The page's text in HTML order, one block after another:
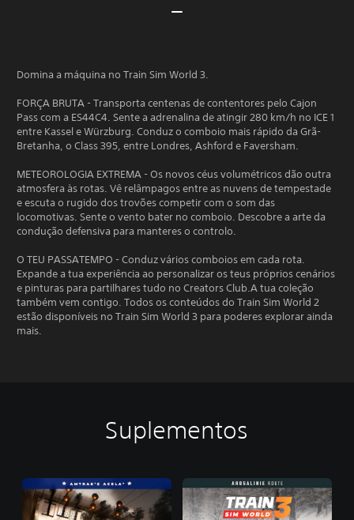
Domina a máquina no Train Sim World 3.
FORÇA BRUTA - Transporta centenas de contentores pelo Cajon
Pass com a ES44C4. Sente a adrenalina de atingir 280 km/h no ICE 1
entre Kassel e Würzburg. Conduz o comboio mais rápido da Grã-
Bretanha, o Class 395, entre Londres, Ashford e Faversham.
METEOROLOGIA EXTREMA - Os novos céus volumétricos dão outra
atmosfera às rotas. Vê relâmpagos entre as nuvens de tempestade
e escuta o rugido dos trovões competir com o som das
locomotivas. Sente o vento bater no comboio. Descobre a arte da
condução defensiva para manteres o controlo.
O TEU PASSATEMPO - Conduz vários comboios em cada rota.
Expande a tua experiência ao personalizar os teus próprios cenários
e pinturas para partilhares tudo no Creators Club.A tua coleção
também vem contigo. Todos os conteúdos do Train Sim World 2
estão disponíveis no Train Sim World 3 para poderes explorar ainda
mais.
Suplementos